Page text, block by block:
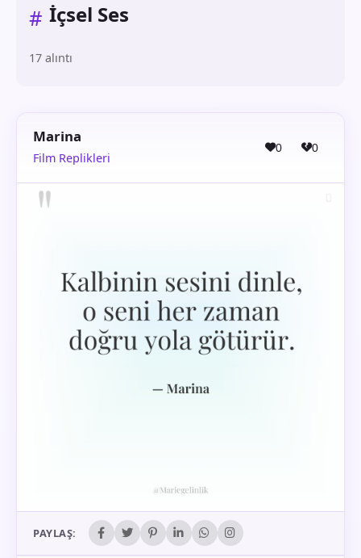
# İçsel Ses
17 alıntı
Marina
Film Replikleri
0 0
PAYLAŞ: